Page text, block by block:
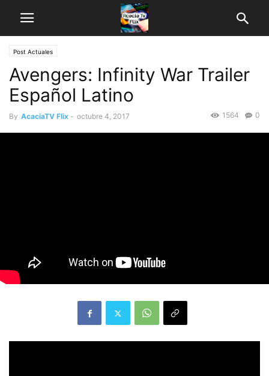
Post Actuales
Avengers: Infinity War Trailer
Español Latino
By AcaciaTV Flix - octubre 4, 2017 0
1564